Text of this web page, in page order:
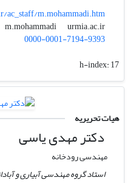
ac_staff/m.mohammadi.htm
m.mohammadi
urmia.ac.ir
0000-0001-7194-9393
h-index:17
هیات تحریریه
دکتر مهدی یاسی
مهندسی رودخانه
استاد گروه مهندسی آبیاری و